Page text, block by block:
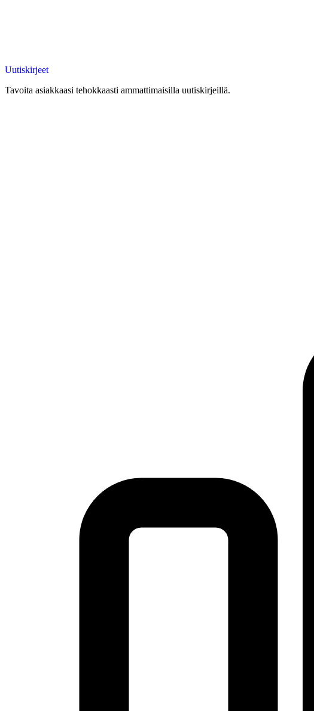
Uutiskirjeet
Tavoita asiakkaasi tehokkaasti ammattimaisilla uutiskirjeillä.